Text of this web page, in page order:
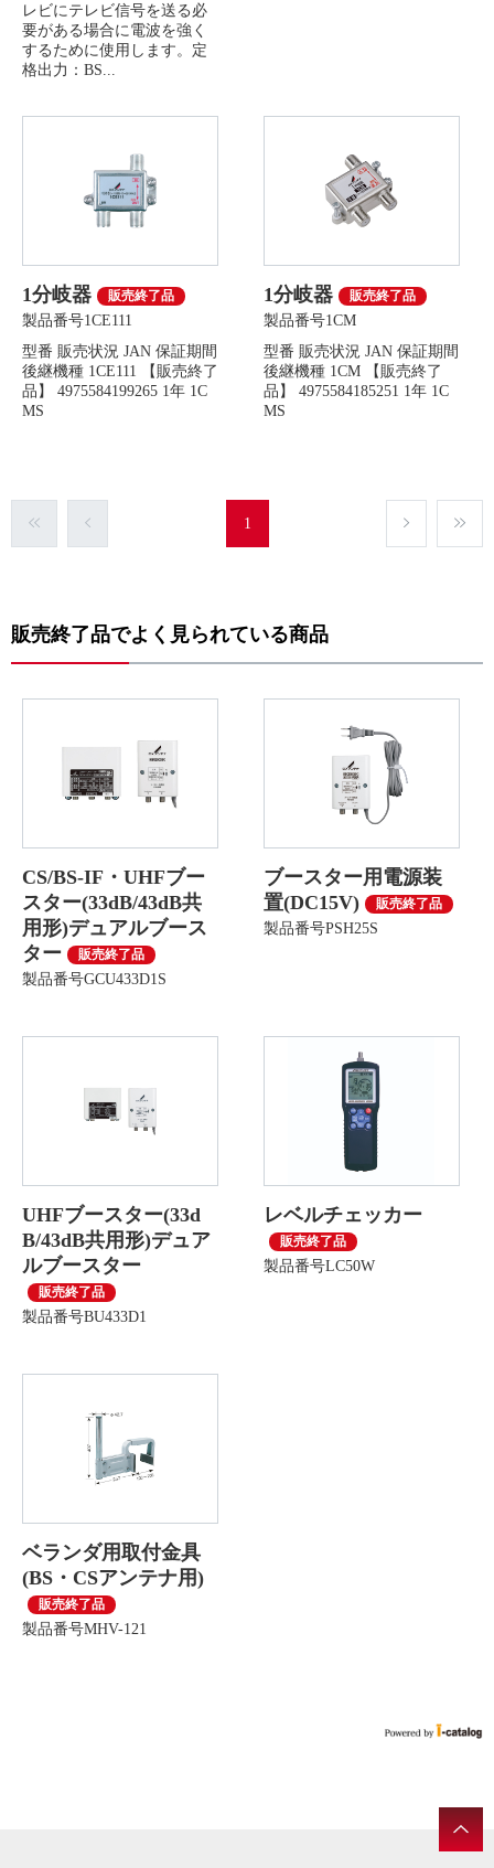
レビにテレビ信号を送る必
要がある場合に電波を強く
するために使用します。定
格出力：BS...
1分岐器 販売終了品
製品番号1CE111
型番 販売状況 JAN 保証期間
後継機種 1CE111 【販売終了
品】 4975584199265 1年 1C
MS
1分岐器 販売終了品
製品番号1CM
型番 販売状況 JAN 保証期間
後継機種 1CM 【販売終了
品】 4975584185251 1年 1C
MS
1
販売終了品でよく見られている商品
CS/BS-IF・UHFブー
スター(33dB/43dB共
用形)デュアルブース
ター
販売終了品
製品番号GCU433D1S
ブースター用電源装
置(DC15V)
販売終了品
製品番号PSH25S
UHFブースター(33d
B/43dB共用形)デュア
ルブースター
販売終了品
製品番号BU433D1
レベルチェッカー
販売終了品
製品番号LC50W
ベランダ用取付金具
(BS・CSアンテナ用)
販売終了品
製品番号MHV-121